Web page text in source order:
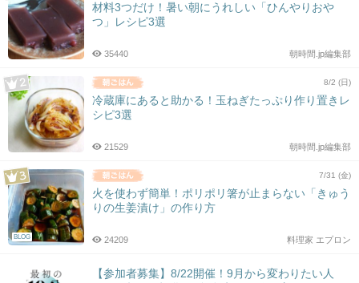
材料3つだけ！暑い朝にうれしい「ひんやりおや
つ」レシピ3選
朝時間.jp編集部
35440
8/2 (日)
冷蔵庫にあると助かる！玉ねぎたっぷり作り置きレ
シピ3選
朝時間.jp編集部
21529
BLOG
7/31 (金)
火を使わず簡単！ポリポリ箸が止まらない「きゅう
りの生姜漬け」の作り方
料理家 エプロン
24209
【参加者募集】8/22開催！9月から変わりたい人